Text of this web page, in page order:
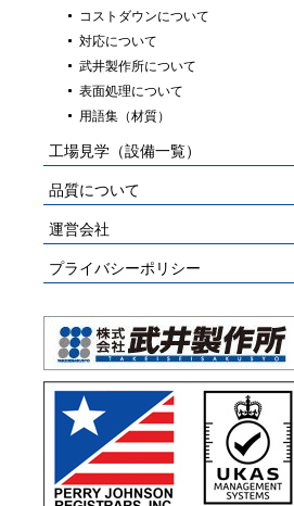
コストダウンについて
対応について
武井製作所について
表面処理について
用語集（材質）
工場見学（設備一覧）
品質について
運営会社
プライバシーポリシー